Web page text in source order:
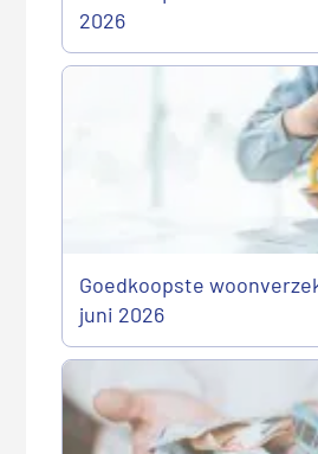
2026
Goedkoopste
juni 2026